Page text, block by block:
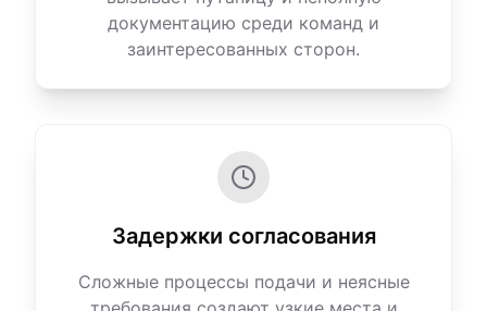
документацию среди команд и
заинтересованных сторон.
Задержки согласования
Сложные процессы подачи и неясные